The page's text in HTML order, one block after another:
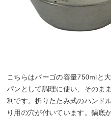
こちらはバーゴの容量750mlと
パンとして調理に使い、そのま
利です。折りたたみ式のハンド
り用の穴が付いています。鍋底